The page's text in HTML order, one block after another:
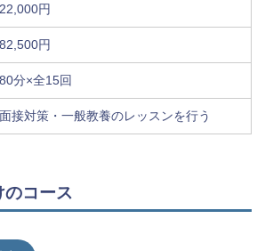
22,000円
82,500円
80分×全15回
面接対策・一般教養のレッスンを行う
のコース